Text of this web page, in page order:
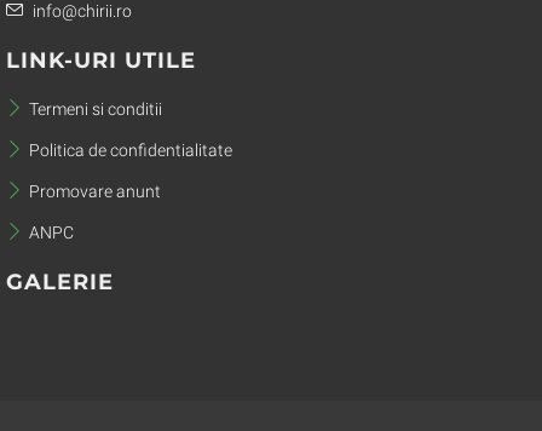
info@chirii.ro
LINK-URI UTILE
Termeni si conditii
Politica de confidentialitate
Promovare anunt
ANPC
GALERIE